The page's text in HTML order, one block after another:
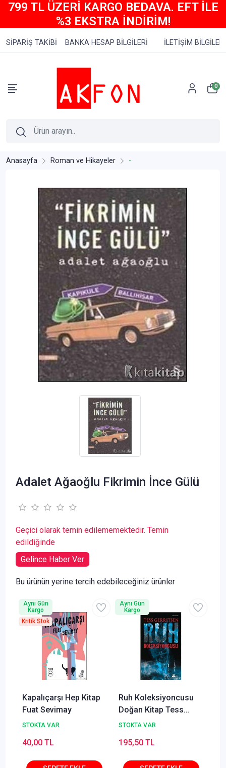
799 TL ÜZERİ KARGO BEDAVA. EFT İLE
%3 EKSTRA İNDİRİM!
SİPARİŞ TAKİBİ BANKA HESAP BİLGİLERİ İLETİŞİM BİLGİLERİ
0
Anasayfa Roman ve Hikayeler -
Adalet Ağaoğlu Fikrimin İnce Gülü
Geçici olarak temin edilememektedir. Temin
edildiğinde
Gelince Haber Ver
Bu ürünün yerine tercih edebileceğiniz ürünler
Kapalıçarşı Hep Kitap
Fuat Sevimay
STOKTA VAR
40,00 TL
Aynı Gün
Kargo
Kritik Stok
Ruh Koleksiyoncusu
Doğan Kitap Tess
Gerritsen
STOKTA VAR
195,50 TL
Aynı Gün
Kargo